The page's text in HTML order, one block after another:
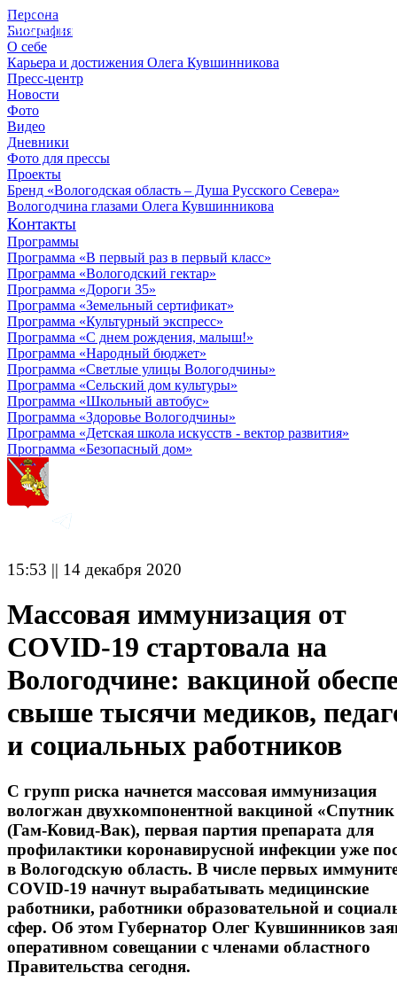
Персона
Биография
О себе
Карьера и достижения Олега Кувшинникова
Пресс-центр
Новости
Фото
Видео
Дневники
Фото для прессы
Проекты
Бренд «Вологодская область – Душа Русского Севера»
Вологодчина глазами Олега Кувшинникова
Контакты
Программы
Программа «В первый раз в первый класс»
Программа «Вологодский гектар»
Программа «Дороги 35»
Программа «Земельный сертификат»
Программа «Культурный экспресс»
Программа «С днем рождения, малыш!»
Программа «Народный бюджет»
Программа «Светлые улицы Вологодчины»
Программа «Сельский дом культуры»
Программа «Школьный автобус»
Программа «Здоровье Вологодчины»
Программа «Детская школа искусств - вектор развития»
Программа «Безопасный дом»
15:53 || 14 декабря 2020
Массовая иммунизация от
COVID-19 стартовала на
Вологодчине: вакциной
свыше тысячи медиков,
и социальных работников
С групп риска начнется массовая иммунизация
вологжан двухкомпонентной вакциной
(Гам-Ковид-Вак), первая партия препарата для
профилактики коронавирусной инфекции уже
в Вологодскую область. В числе первых
COVID-19 начнут вырабатывать медицинские
работники, работники образовательной и
сфер. Об этом Губернатор Олег Кувшинников
оперативном совещании с членами областного
Правительства сегодня.
© 2012 - 2023,
КУВШИННИКОВ О.А.